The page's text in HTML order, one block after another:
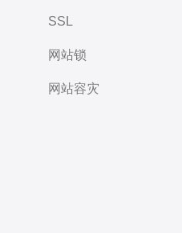
SSL
网站锁
网站容灾